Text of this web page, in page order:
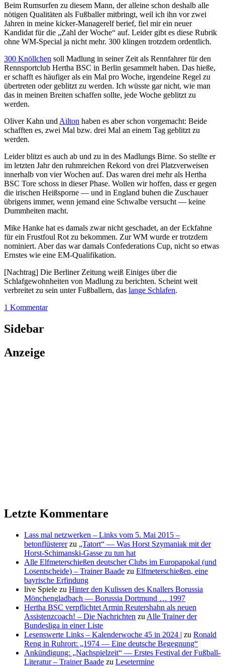
Beim Rumsurfen zu diesem Mann, der alleine schon deshalb alle
nötigen Qualitäten als Fußballer mitbringt, weil ich ihn vor zwei
Jahren in meine kicker-Managerelf berief, fiel mir ein neuer
Kandidat für die „Zahl der Woche“ auf. Leider gibt es diese Rubrik
ohne WM-Special ja nicht mehr. 300 klingen trotzdem ordentlich.
300 Knöllchen soll Madlung in seiner Zeit als Rennfahrer für den
Rennsportclub Hertha BSC in Berlin gesammelt haben. Das hieße,
er schafft es häufiger als ein Mal pro Woche, irgendeine Regel zu
übertreten oder geblitzt zu werden. Ich wüsste gar nicht, wie man
das in meinen Breiten schaffen sollte, jede Woche geblitzt zu
werden.
Oliver Kahn und Ailton haben es aber schon vorgemacht: Beide
schafften es, zwei Mal bzw. drei Mal an einem Tag geblitzt zu
werden.
Leider blitzt es auch ab und zu in des Madlungs Birne. So stellte er
im letzten Jahr den ruhmreichen Rekord von drei Platzverweisen
innerhalb von vier Wochen auf. Das waren drei mehr als Hertha
BSC Tore schoss in dieser Phase. Wollen wir hoffen, dass er gegen
die irischen Heißsporne — und in England buhen die Zuschauer
übrigens immer, wenn jemand eine Schwalbe versucht — keine
Dummheiten macht.
Mike Hanke hat es damals zwar nicht geschadet, an der Eckfahne
für ein Frustfoul Rot zu bekommen. Zur WM wurde er trotzdem
nominiert. Aber das war damals Confederations Cup, nicht so etwas
Ernstes wie eine EM-Qualifikation.
[Nachtrag] Die Berliner Zeitung weiß Einiges über die
Schlafgewohnheiten von Madlung zu berichten. Scheint weit
verbreitet zu sein unter Fußballern, das lange Schlafen.
1 Kommentar
Sidebar
Anzeige
Letzte Kommentare
Lass mal netzwerken – Links vom 5. Mai 2015 –
betonflüstererzu „Tatort“ — Was Horst Szymaniak mit der
Horst-Schimanski-Gasse zu tun hat
Alle Elfmeterschießen deutscher Clubs im Europapokal (und
Losentscheide) – Trainer Baade zu Elfmeterschießen, eine
bayrische Erfindung
live Spiele zu Hinter den Kulissen des Knallers Borussia
Mönchengladbach — Borussia Dortmund … 1997
Hertha BSC verpflichtet Armin Reutershahn als neuen
Assistenzcoach! – Die Nachrichten zu Alle Trainer der
Bundesliga in einer Liste
Lesenswerte Links – Kalenderwoche 45 in 2024 | zu Ronald
Reng in Ruhrort: „1974 — Eine deutsche Begegnung“
Ankündigung: „Nachspielzeit“ — Erstes Festival der Fußball-
Literatur – Trainer Baade zu Lesetermine